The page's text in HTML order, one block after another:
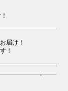
届け！
！